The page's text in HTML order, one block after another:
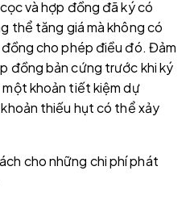
và hợp đồng đã ký có
thể tăng giá mà không có
cho phép điều đó. Đảm
đồng bản cứng trước khi ký
một khoản tiết kiệm dự
thiếu hụt có thể xảy
cho những chi phí phát